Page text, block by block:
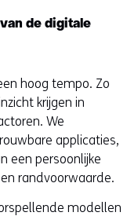
de digitale
hoog tempo. Zo
krijgen in
We
applicaties,
een persoonlijke
randvoorwaarde.
modellen